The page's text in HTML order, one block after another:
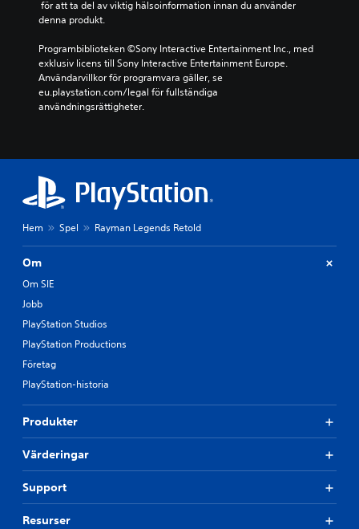
denna produkt.
Programbiblioteken ©Sony Interactive Entertainment Inc., med
exklusiv licens till Sony Interactive Entertainment Europe.
Användarvillkor för programvara gäller, se
eu.playstation.com/legal för fullständiga
användningsrättigheter.
Hem Spel Rayman Legends Retold
Om
Om SIE
Jobb
PlayStation Studios
PlayStation Productions
Företag
PlayStation-historia
Produkter
Värderingar
Support
Resurser